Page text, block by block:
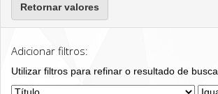
Retornar valores
Adicionar filtros:
Utilizar filtros para refinar o resultado de busca.